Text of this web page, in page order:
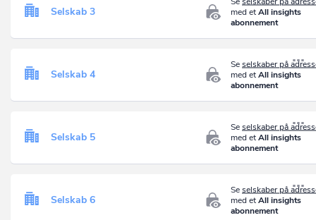
med etAll insights
abonnement
Selskab 3
Seselskaber på
med etAll insights
abonnement
Selskab 4
Seselskaber på
med etAll insights
abonnement
Selskab 5
Seselskaber på
med etAll insights
abonnement
Selskab 6